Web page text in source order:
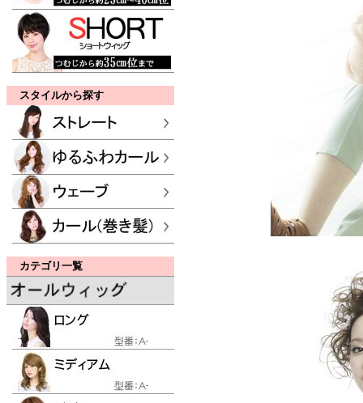
スタイルから探す
カテゴリ一覧